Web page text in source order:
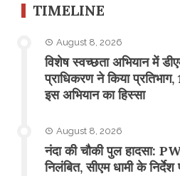
TIMELINE
August 8, 2026
विशेष स्वच्छता अभियान में
प्राधिकरण ने किया
इस अभियान का हिस्सा
August 8, 2026
नंदा की चौकी पुल हादसा:
निलंबित, सीएम धामी के निर्देश